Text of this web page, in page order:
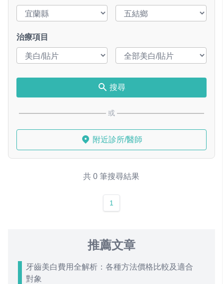
治療項目
搜尋
或
附近診所/醫師
共 0 筆搜尋結果
1
推薦文章
牙齒美白費用全解析：各種方法價格比較及適合
對象